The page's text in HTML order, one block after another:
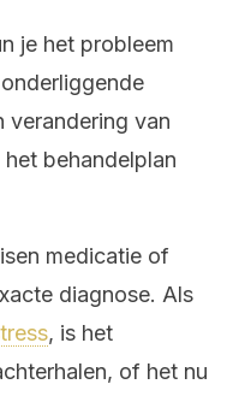
je het probleem
verandering van
behandelplan
medicatie of
diagnose. Als
, is het
of het nu